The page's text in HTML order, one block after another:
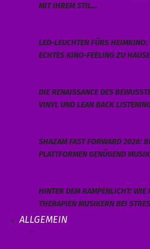
MIT IHREM STIL…
LED-LEUCHTEN FÜRS HEIMKINO:
ECHTES KINO-FEELING ZU HAUSE
DIE RENAISSANCE DES
VINYL UND LEAN BACK
SHAZAM FAST FORWARD 2026:
PLATTFORMEN GENÜGEND
HINTER DEM RAMPENLICHT: WIE
THERAPIEN MUSIKERN BEI
ALLGEMEIN